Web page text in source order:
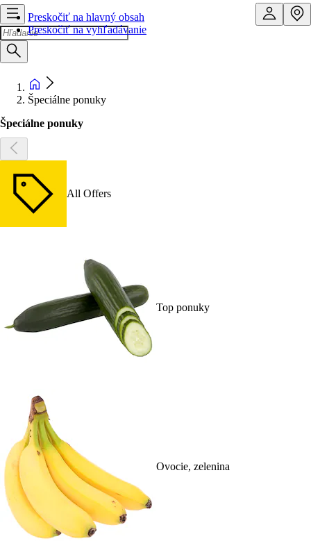
Preskočiť na hlavný obsah
Preskočiť na vyhľadávanie
Špeciálne ponuky
Špeciálne ponuky
All Offers
Top ponuky
Ovocie, zelenina